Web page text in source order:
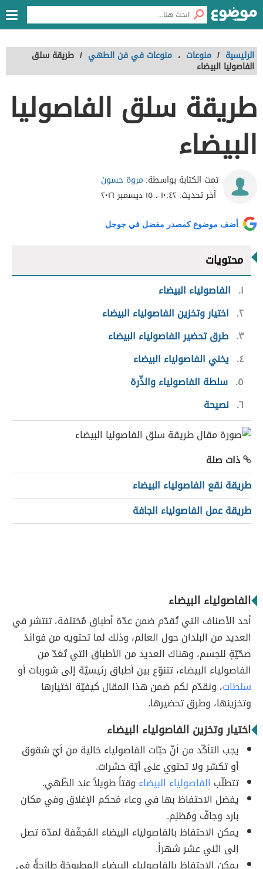
الرئيسية / منوعات ، منوعات في فن الطهي / طريقة سلق
الفاصوليا البيضاء
طريقة سلق الفاصوليا
البيضاء
تمت الكتابة بواسطة: مروة حسون
آخر تحديث:١٠:٤٢ ، ١٥ ديسمبر ٢٠١٦
أضف موضوع كمصدر مفضل في جوجل
محتويات
١
الفاصولياء البيضاء
٢ اختيار وتخزين الفاصولياء البيضاء
٣ طرق تحضير الفاصولياء البيضاء
٤ يخني الفاصولياء البيضاء
٥ سلطة الفاصولياء والذّرة
٦ نصيحة
ذات صلة
طريقة نقع الفاصولياء البيضاء
طريقة عمل الفاصولياء الجافة
الفاصولياء البيضاء
أحد الأصناف التي تُقدّم ضمن عدّة أطباق مُختلفة، تنتشر في
العديد من البلدان حول العالم، وذلك لما تحتويه من فوائدَ
صحّيّةٍ للجسم، وهناك العديد من الأطباق التي تُعَدّ من
الفاصولياء البيضاء، تتنوّع بين أطباق رئيسيّة إلى شوربات أو
سلطات، ونقدّم لكم ضمن هذا المقال كيفيّة اختيارها
وتخزينها، وطرق تحضيرها.
اختيار وتخزين الفاصولياء البيضاء
يجب التأكّد من أنّ حبّات الفاصولياء خالية من أيّ شقوق
أو تكسّر ولا تحتوي على أيّة حشرات.
تتطلّب الفاصولياء البيضاء وقتاً طويلاً عند الطّهي.
يفضل الاحتفاظ بها في وعاء مُحكم الإغلاق وفي مكان
بارد وجافّ ومُظلِم.
يمكن الاحتفاظ بالفاصولياء البيضاء المُجفّفة لمدّة تصل
إلى اثني عشر شهراً.
يمكن الاحتفاظ بالفاصولياء البيضاء المطبوخة طازجةً في